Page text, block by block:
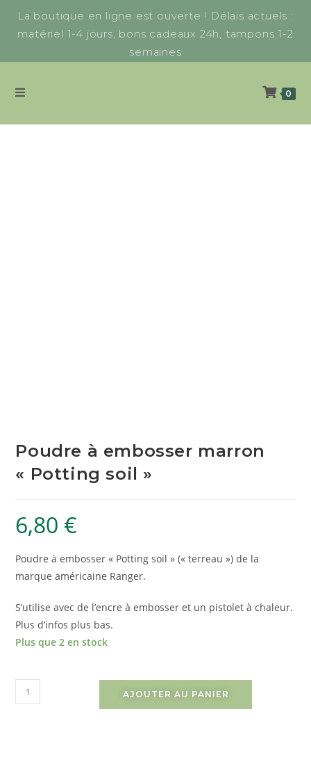
La boutique en ligne est ouverte ! Délais actuels :
matériel 1-4 jours, bons cadeaux 24h, tampons 1-2
semaines
0
Poudre à embosser marron
« Potting soil »
6,80 €
Poudre à embosser « Potting soil » (« terreau ») de la
marque américaine Ranger.
S’utilise avec de l’encre à embosser et un pistolet à chaleur.
Plus d’infos plus bas.
Plus que 2 en stock
AJOUTER AU PANIER